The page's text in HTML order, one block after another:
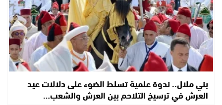
بني ملال.. ندوة علمية تسلط الضوء على دلالات عيد
العرش في ترسيخ التلاحم بين العرش والشعب…